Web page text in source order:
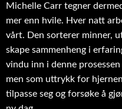
Michelle Carr tegner
mer enn hvile. Hver natt
vårt. Den sorterer minner,
skape sammenheng i
vindu inn i denne
men som uttrykk for
tilpasse seg og forsøke å